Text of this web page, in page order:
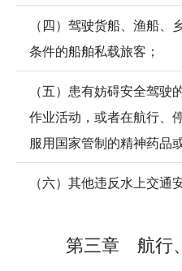
（四）驾驶货船、渔船
条件的船舶私载旅客；
（五）患有妨碍安全驾
作业活动，或者在航行、
服用国家管制的精神药品
（六）其他违反水上交通
第三章 航行